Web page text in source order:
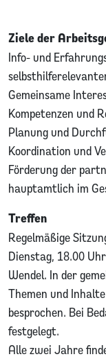
Ziele der
Info- und
Gemeinsame
Kompetenzen und
Planung und
Koordination und
Förderung der
hauptamtlich im
Treffen
Regelmäßige
Dienstag, 18.00
Wendel. In der
Themen und
besprochen. Bei
festgelegt.
Alle zwei Jahre